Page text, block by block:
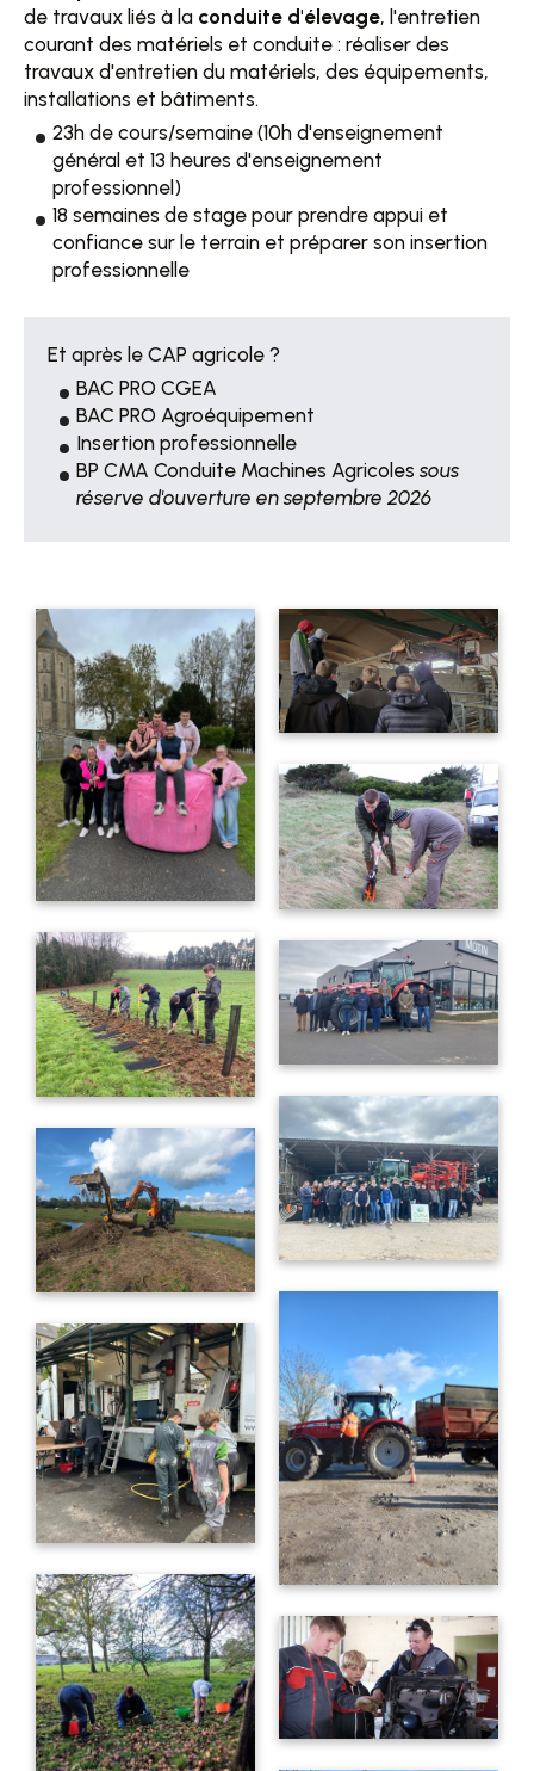
de travaux liés à la conduite d'élevage, l'entretien
courant des matériels et conduite : réaliser des
travaux d'entretien du matériels, des équipements,
installations et bâtiments.
23h de cours/semaine (10h d'enseignement
général et 13 heures d'enseignement
professionnel)
18 semaines de stage pour prendre appui et
confiance sur le terrain et préparer son insertion
professionnelle
Et après le CAP agricole ?
BAC PRO CGEA
BAC PRO Agroéquipement
Insertion professionnelle
BP CMA Conduite Machines Agricoles sous
réserve d'ouverture en septembre 2026